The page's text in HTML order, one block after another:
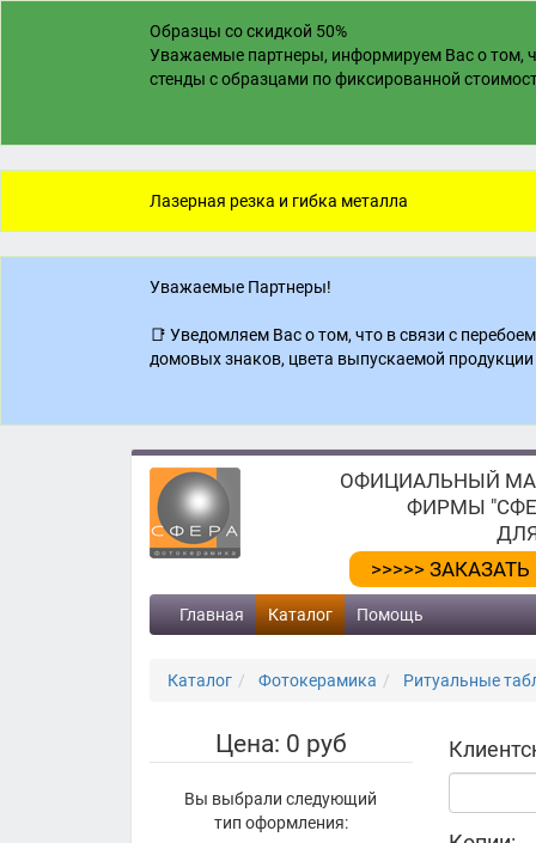
Образцы со скидкой 50%
Уважаемые партнеры, информируем Вас о том,
стенды с образцами по фиксированной
Лазерная резка и гибка металла
Уважаемые Партнеры!
📑 Уведомляем Вас о том, что в связи с
домовых знаков, цвета выпускаемой
ОФИЦИАЛЬНЫЙ
ФИРМЫ
>>>>>
Главная Каталог Помощь
Каталог Фотокерамика Ритуальные
Цена: 0 руб
Вы выбрали следующий
тип оформления: